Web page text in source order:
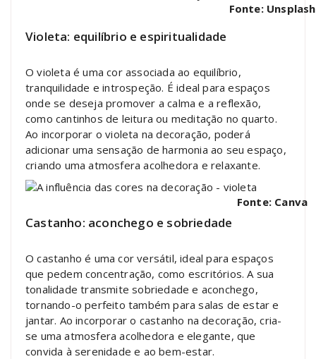
Fonte: Unsplash
Violeta: equilíbrio e espiritualidade
O violeta é uma cor associada ao equilíbrio,
tranquilidade e introspeção. É ideal para espaços
onde se deseja promover a calma e a reflexão,
como cantinhos de leitura ou meditação no quarto.
Ao incorporar o violeta na decoração, poderá
adicionar uma sensação de harmonia ao seu espaço,
criando uma atmosfera acolhedora e relaxante.
Fonte: Canva
Castanho: aconchego e sobriedade
O castanho é uma cor versátil, ideal para espaços
que pedem concentração, como escritórios. A sua
tonalidade transmite sobriedade e aconchego,
tornando-o perfeito também para salas de estar e
jantar. Ao incorporar o castanho na decoração, cria-
se uma atmosfera acolhedora e elegante, que
convida à serenidade e ao bem-estar.